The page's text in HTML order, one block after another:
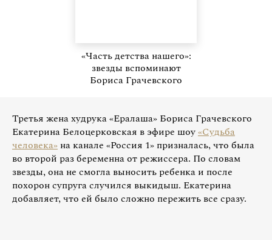
«Часть детства нашего»:
звезды вспоминают
Бориса Грачевского
Третья жена худрука «Ералаша» Бориса Грачевского
Екатерина Белоцерковская в эфире шоу«Судьба
человека» на канале «Россия 1» призналась, что была
во второй раз беременна от режиссера. По словам
звезды, она не смогла выносить ребенка и после
похорон супруга случился выкидыш. Екатерина
добавляет, что ей было сложно пережить все сразу.